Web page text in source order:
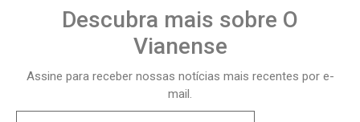
Descubra mais sobre O
Vianense
Assine para receber nossas notícias mais recentes por e-
mail.